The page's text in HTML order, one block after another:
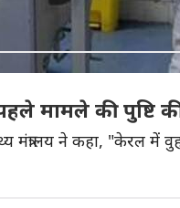
छात्र चीन के वुहान
30, 2020
मामले की पुष्टि
मंत्रालय ने कहा, "केरल में